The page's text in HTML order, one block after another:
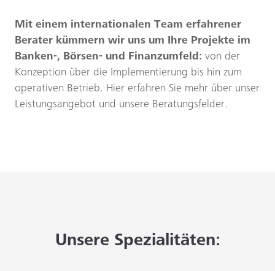
Mit einem internationalen Team erfahrener
Berater kümmern wir uns um Ihre Projekte im
Banken-, Börsen- und Finanzumfeld: von der
Konzeption über die Implementierung bis hin zum
operativen Betrieb. Hier erfahren Sie mehr über unser
Leistungsangebot und unsere Beratungsfelder.
Unsere Spezialitäten: